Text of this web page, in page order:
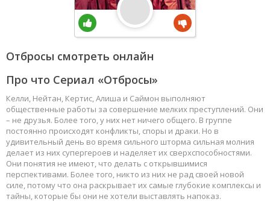
Отбросы смотреть онлайн
Про что Сериал «Отбросы»
Келли, Нейтан, Кертис, Алиша и Саймон выполняют
общественные работы за совершение мелких преступлений. Они
– не друзья. Более того, у них нет ничего общего. В группе
постоянно происходят конфликты, споры и драки. Но в
удивительный день во время сильного шторма сильная молния
делает из них супергероев и наделяет их сверхспособностями.
Они понятия не имеют, что делать с открывшимися
перспективами. Более того, никто из них не рад своей новой
силе, потому что она раскрывает их самые глубокие комплексы и
тайны, которые бы они не хотели выставлять напоказ.